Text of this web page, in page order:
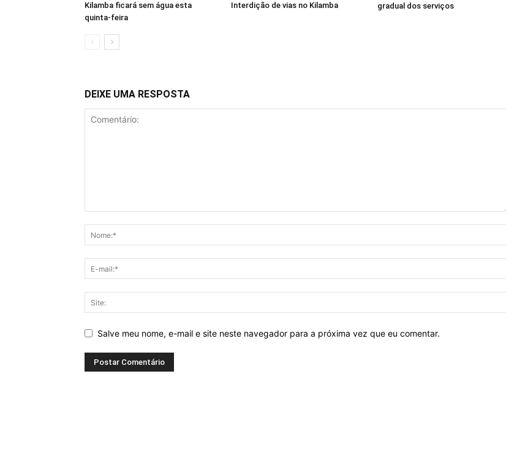
Kilamba ficará sem água esta
quinta-feira
Interdição de vias no Kilamba
gradual dos serviços
DEIXE UMA RESPOSTA
Salve meu nome, e-mail e site neste navegador para a próxima vez que eu comentar.